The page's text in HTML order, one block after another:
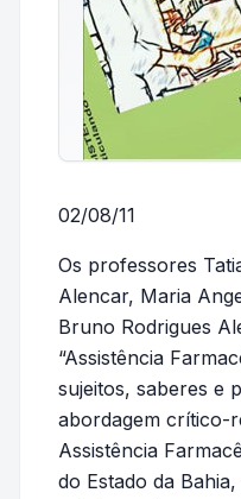
02/08/11
Os professores
Alencar, Maria
Bruno Rodrigues
“Assistência
sujeitos, saberes e
abordagem crítico-
Assistência
do Estado da